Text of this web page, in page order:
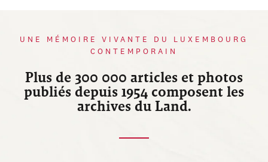
UNE MÉMOIRE VIVANTE DU LUXEMBOURG
CONTEMPORAIN
Plus de 300 000 articles et photos
publiés depuis 1954 composent les
archives du Land.